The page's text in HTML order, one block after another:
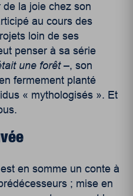
la joie chez son
au cours des
loin de ses
penser à sa série
une forêt–, son
fermement planté
« mythologisés ». Et
est en somme un conte à
; mise en